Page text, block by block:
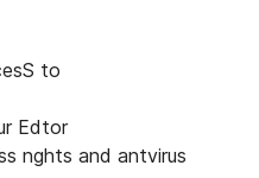
to
Edtor
nghts and antvirus